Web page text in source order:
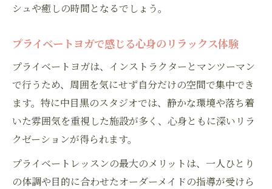
シュや癒しの時間となるでしょう。
プライベートヨガで感じる心身のリラックス体験
プライベートヨガは、インストラクターとマンツーマン
で行うため、周囲を気にせず自分だけの空間で集中でき
ます。特に中目黒のスタジオでは、静かな環境や落ち着
いた雰囲気を重視した施設が多く、心身ともに深いリラ
クゼーションが得られます。
プライベートレッスンの最大のメリットは、一人ひとり
の体調や目的に合わせたオーダーメイドの指導が受けら